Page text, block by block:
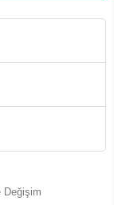
Değişim